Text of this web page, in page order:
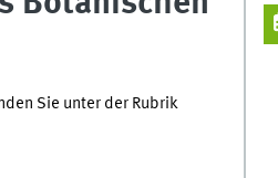
Sie unter der Rubrik